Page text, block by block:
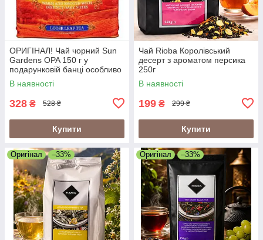
ОРИГІНАЛ! Чай чорний Sun
Gardens OPA 150 г у
подарунковій банці особливо
крупний лист
В наявності
328 ₴ 528 ₴
Купити
Чай Rioba Королівський
десерт з ароматом персика
250г
В наявності
199 ₴ 299 ₴
Купити
Оригінал –33% Оригінал –33%